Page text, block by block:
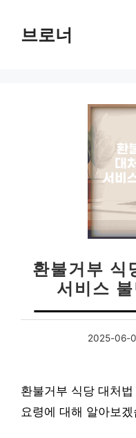
브로너
환불거부 식
서비스
2025-06-
환불거부 식당 대처
요령에 대해 알아보겠